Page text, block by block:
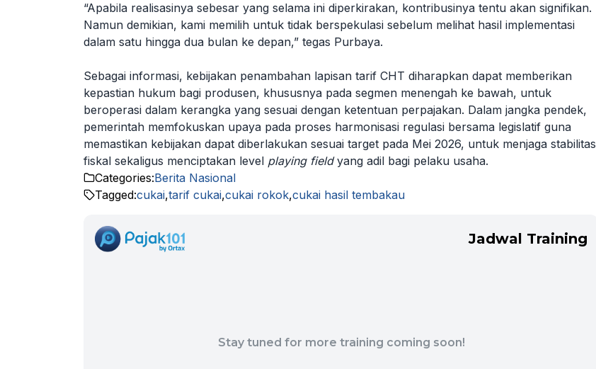
“Apabila realisasinya sebesar yang selama ini diperkirakan, kontribusinya tentu akan signifikan.
Namun demikian, kami memilih untuk tidak berspekulasi sebelum melihat hasil implementasi
dalam satu hingga dua bulan ke depan,” tegas Purbaya.
Sebagai informasi, kebijakan penambahan lapisan tarif CHT diharapkan dapat memberikan
kepastian hukum bagi produsen, khususnya pada segmen menengah ke bawah, untuk
beroperasi dalam kerangka yang sesuai dengan ketentuan perpajakan. Dalam jangka pendek,
pemerintah memfokuskan upaya pada proses harmonisasi regulasi bersama legislatif guna
memastikan kebijakan dapat diberlakukan sesuai target pada Mei 2026, untuk menjaga stabilitas
fiskal sekaligus menciptakan level playing fieldyang adil bagi pelaku usaha.
Categories:Berita Nasional
Tagged:cukai,tarif cukai,cukai rokok,cukai hasil tembakau
Jadwal Training
Stay tuned for more training coming soon!